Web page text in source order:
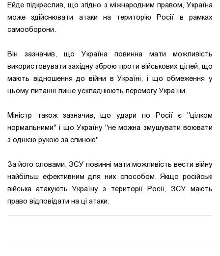
Ейде підкреслив, що згідно з міжнародним правом, Україна
може здійснювати атаки на територію Росії в рамках
самооборони.
Він зазначив, що Україна повинна мати можливість
використовувати західну зброю проти військових цілей, що
мають відношення до війни в Україні, і що обмеження у
цьому питанні лише ускладнюють перемогу України.
Міністр також зазначив, що удари по Росії є "цілком
нормальними" і що Україну "не можна змушувати воювати
з однією рукою за спиною".
За його словами, ЗСУ повинні мати можливість вести війну
найбільш ефективним для них способом. Якщо російські
війська атакують Україну з території Росії, ЗСУ мають
право відповідати на ці атаки.